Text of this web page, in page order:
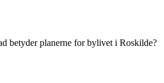
betyder planerne for bylivet i Roskilde?